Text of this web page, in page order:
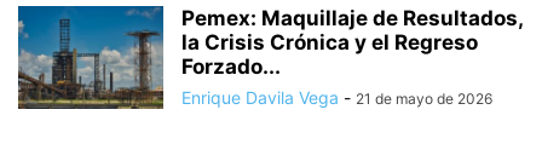
Pemex: Maquillaje de Resultados,
la Crisis Crónica y el Regreso
Forzado...
Enrique Davila Vega - 21 de mayo de 2026